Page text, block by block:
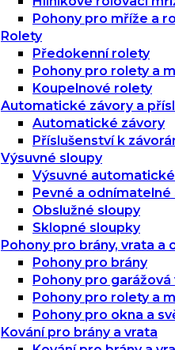
Pohony pro mříže a
Rolety
Předokenní rolety
Pohony pro rolety a
Koupelnové rolety
Automatické závory a
Automatické závory
Příslušenství k
Výsuvné sloupy
Výsuvné
Pevné a odnímatelné
Obslužné sloupy
Sklopné sloupky
Pohony pro brány, vrata a
Pohony pro brány
Pohony pro garážová
Pohony pro rolety a
Pohony pro okna a
Kování pro brány a vrata